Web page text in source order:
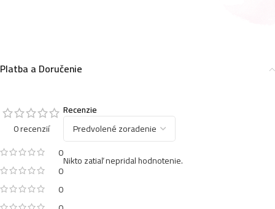
Platba a Doručenie
0 recenzií
0
0
0
Recenzie
Nikto zatiaľ nepridal hodnotenie.